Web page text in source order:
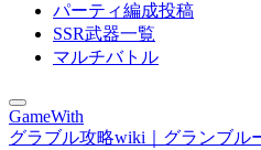
パーティ編成投稿
SSR武器一覧
マルチバトル
GameWith
グラブル攻略wiki｜グランブル